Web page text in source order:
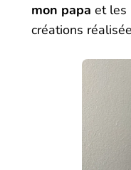
mon papa et les
créations